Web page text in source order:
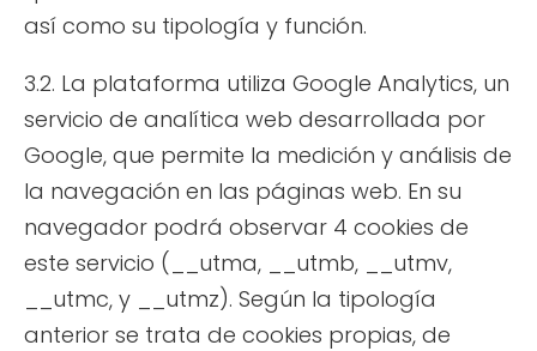
así como su tipología y función.
3.2. La plataforma utiliza Google Analytics, un
servicio de analítica web desarrollada por
Google, que permite la medición y análisis de
la navegación en las páginas web. En su
navegador podrá observar 4 cookies de
este servicio (__utma, __utmb, __utmv,
__utmc, y __utmz). Según la tipología
anterior se trata de cookies propias, de